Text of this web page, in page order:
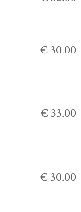
€ 30.00
€ 33.00
€ 30.00